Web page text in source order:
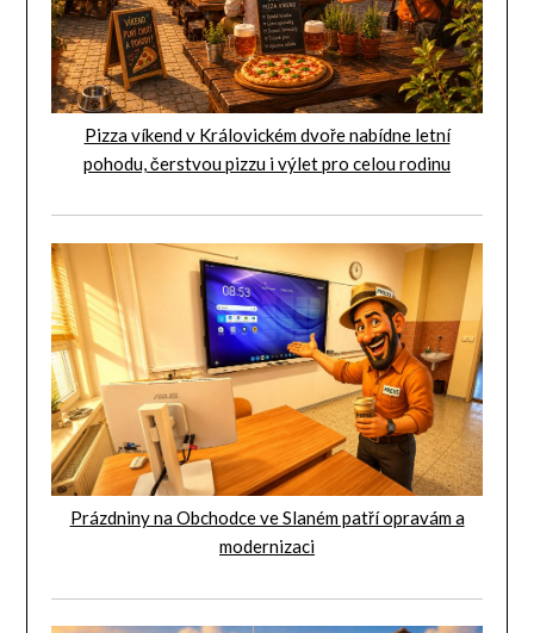
Pizza víkend v Královickém dvoře nabídne letní
pohodu, čerstvou pizzu i výlet pro celou rodinu
Prázdniny na Obchodce ve Slaném patří opravám a
modernizaci